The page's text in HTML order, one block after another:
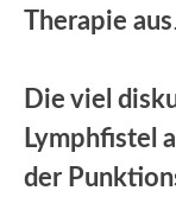
Therapie aus.
Die viel
Lymphfistel
der